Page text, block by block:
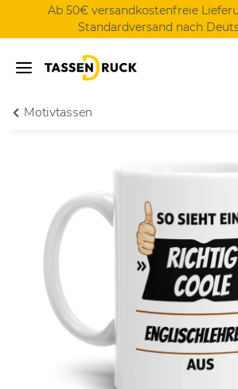
Ab 50€ versandkostenfreie
Standardversand nach
Motivtassen